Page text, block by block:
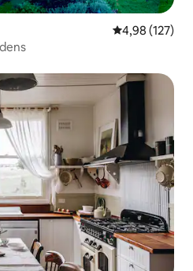
Gemiddelde
4,98 (127)